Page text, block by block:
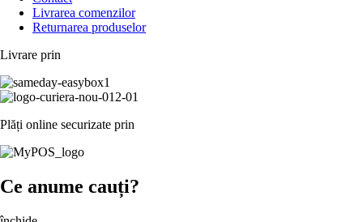
Livrarea comenzilor
Returnarea produselor
Livrare prin
Plăți online securizate prin
Ce anume cauți?